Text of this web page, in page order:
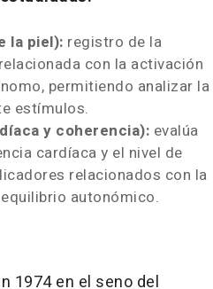
la piel): registro de la
con la activación
permitiendo analizar la
estímulos.
y coherencia): evalúa
cardíaca y el nivel de
relacionados con la
autonómico.
1974 en el seno del